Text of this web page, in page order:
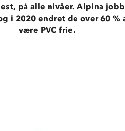
på alle nivåer. Alpina
i 2020 endret de over 60 %
være PVC frie.